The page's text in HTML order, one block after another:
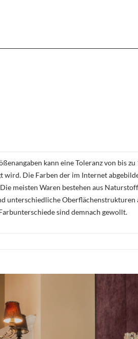
kann eine Toleranz von bis
Die Farben der im Internet
meisten Waren bestehen aus
unterschiedliche Oberflächenstrukturen
sind demnach gewollt.